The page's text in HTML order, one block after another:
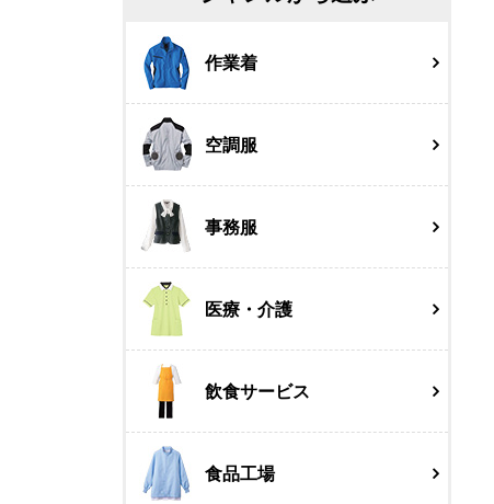
作業着
空調服
事務服
医療・介護
飲食サービス
食品工場